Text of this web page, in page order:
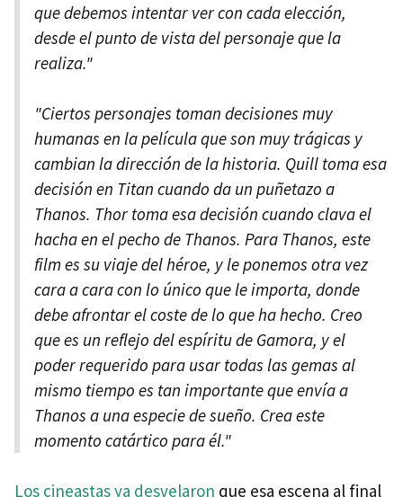
que debemos intentar ver con cada elección,
desde el punto de vista del personaje que la
realiza."
"Ciertos personajes toman decisiones muy
humanas en la película que son muy trágicas y
cambian la dirección de la historia. Quill toma esa
decisión en Titan cuando da un puñetazo a
Thanos. Thor toma esa decisión cuando clava el
hacha en el pecho de Thanos. Para Thanos, este
film es su viaje del héroe, y le ponemos otra vez
cara a cara con lo único que le importa, donde
debe afrontar el coste de lo que ha hecho. Creo
que es un reflejo del espíritu de Gamora, y el
poder requerido para usar todas las gemas al
mismo tiempo es tan importante que envía a
Thanos a una especie de sueño. Crea este
momento catártico para él."
Los cineastas ya desvelaron que esa escena al final